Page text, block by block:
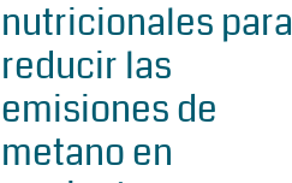
nutricionales para
reducir las
emisiones de
metano en